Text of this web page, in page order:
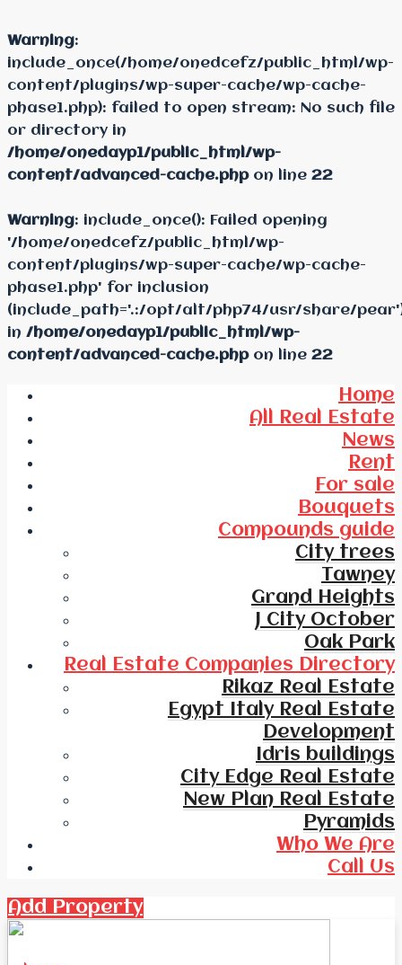
Warning:
include_once(/home/onedcefz/public_html/wp-
content/plugins/wp-super-cache/wp-cache-
phase1.php): failed to open stream: No such file
or directory in
/home/onedayp1/public_html/wp-
content/advanced-cache.phpon line 22
Warning: include_once(): Failed opening
'/home/onedcefz/public_html/wp-
content/plugins/wp-super-cache/wp-cache-
phase1.php' for inclusion
(include_path='.:/opt/alt/php74/usr/share/
in /home/onedayp1/public_html/wp-
content/advanced-cache.phpon line 22
Home
All Real Estate
News
Rent
For sale
Bouquets
Compounds guide
City trees
Tawney
Grand Heights
J City October
Oak Park
Real Estate Companies Directory
Rikaz Real Estate
Egypt Italy Real Estate
Development
Idris buildings
City Edge Real Estate
New Plan Real Estate
Pyramids
Who We Are
Call Us
Add Property